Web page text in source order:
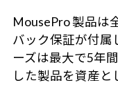
MousePro 製品は
バック保証が付属
ーズは最大で5年
した製品を資産